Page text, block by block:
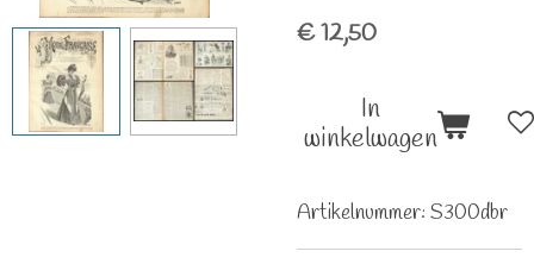
€ 12,50
In
winkelwagen
Artikelnummer: S300dbr